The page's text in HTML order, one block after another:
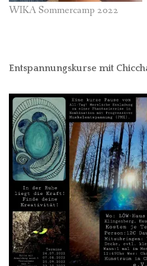
WIKA Sommercamp 2022
Entspannungskurse mit